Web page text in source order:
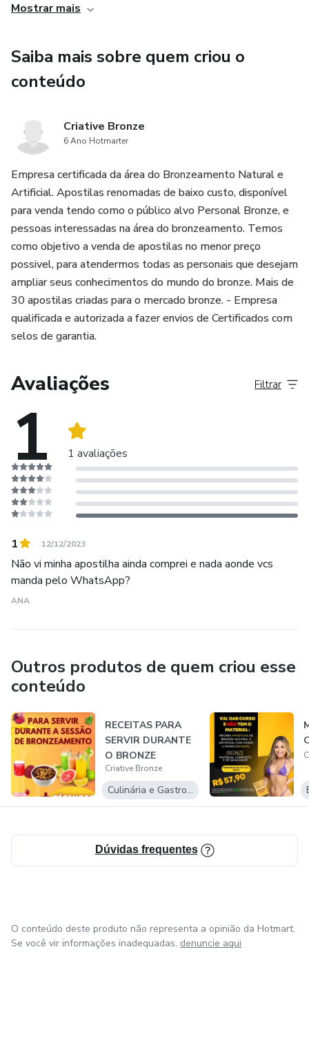
Mostrar mais
Saiba mais sobre quem criou o
conteúdo
Criative Bronze
6 Ano Hotmarter
Empresa certificada da área do Bronzeamento Natural e
Artificial. Apostilas renomadas de baixo custo, disponível
para venda tendo como o público alvo Personal Bronze, e
pessoas interessadas na área do bronzeamento. Temos
como objetivo a venda de apostilas no menor preço
possivel, para atendermos todas as personais que desejam
ampliar seus conhecimentos do mundo do bronze. Mais de
30 apostilas criadas para o mercado bronze. - Empresa
qualificada e autorizada a fazer envios de Certificados com
selos de garantia.
Avaliações
1 1 avaliações
Filtrar
1 12/12/2023
Não vi minha apostilha ainda comprei e nada aonde vcs
manda pelo WhatsApp?
ANA
Outros produtos de quem criou esse
conteúdo
RECEITAS PARA
SERVIR DURANTE
O BRONZE
Criative Bronze
Culinária e Gastronomia
Dúvidas frequentes
O conteúdo deste produto não representa a opinião da Hotmart.
Se você vir informações inadequadas, denuncie aqui